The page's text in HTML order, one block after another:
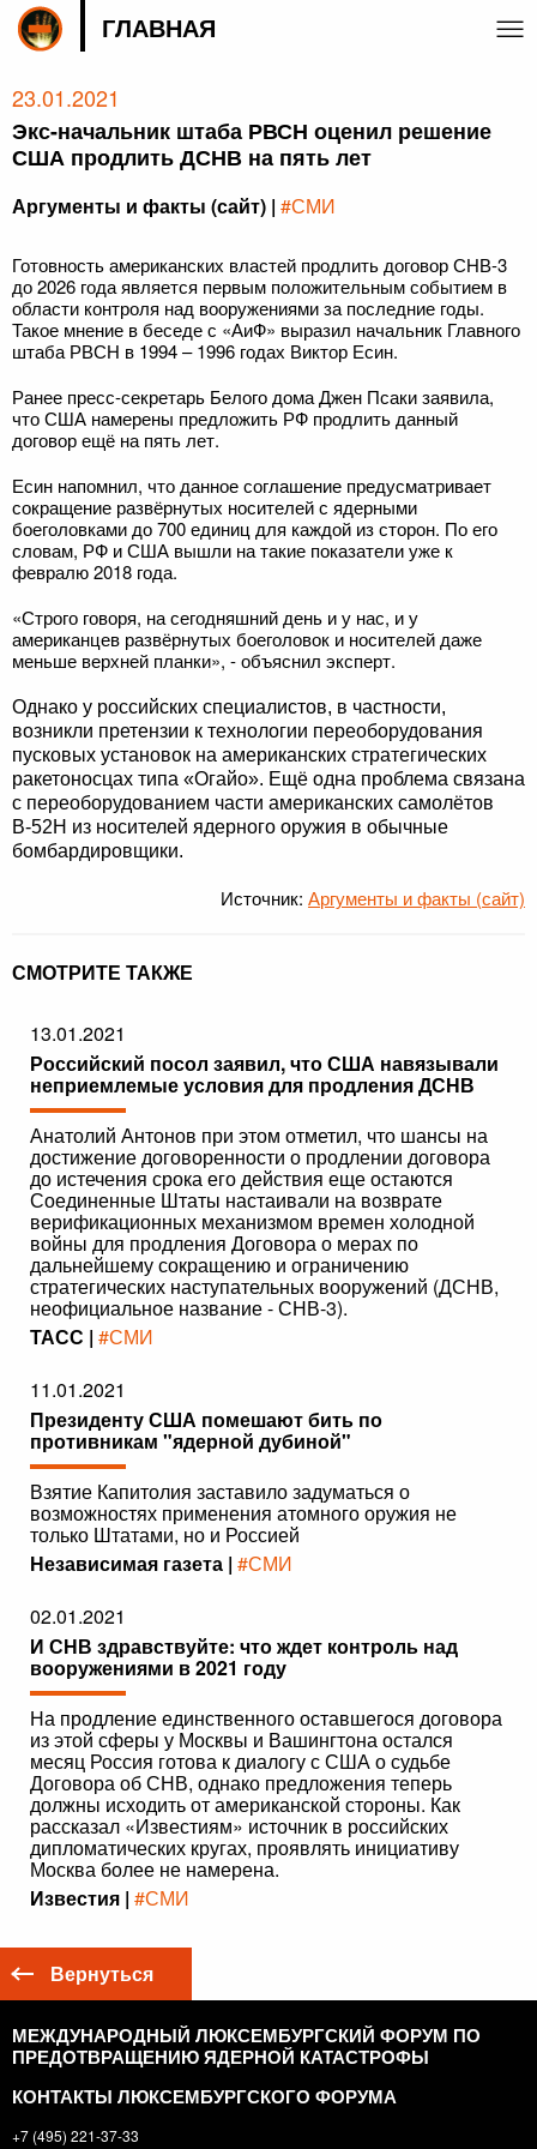
ГЛАВНАЯ
23.01.2021
Экс-начальник штаба РВСН оценил решение
США продлить ДСНВ на пять лет
Аргументы и факты (сайт) | #СМИ
Готовность американских властей продлить договор СНВ-3
до 2026 года является первым положительным событием в
области контроля над вооружениями за последние годы.
Такое мнение в беседе с «АиФ» выразил начальник Главного
штаба РВСН в 1994 – 1996 годах Виктор Есин.
Ранее пресс-секретарь Белого дома Джен Псаки заявила,
что США намерены предложить РФ продлить данный
договор ещё на пять лет.
Есин напомнил, что данное соглашение предусматривает
сокращение развёрнутых носителей с ядерными
боеголовками до 700 единиц для каждой из сторон. По его
словам, РФ и США вышли на такие показатели уже к
февралю 2018 года.
«Строго говоря, на сегодняшний день и у нас, и у
американцев развёрнутых боеголовок и носителей даже
меньше верхней планки», - объяснил эксперт.
Однако у российских специалистов, в частности,
возникли претензии к технологии переоборудования
пусковых установок на американских стратегических
ракетоносцах типа «Огайо». Ещё одна проблема связана
с переоборудованием части американских самолётов
В-52Н из носителей ядерного оружия в обычные
бомбардировщики.
Источник: Аргументы и факты (сайт)
СМОТРИТЕ ТАКЖЕ
13.01.2021
Российский посол заявил, что США навязывали
неприемлемые условия для продления ДСНВ
Анатолий Антонов при этом отметил, что шансы на
достижение договоренности о продлении договора
до истечения срока его действия еще остаются
Соединенные Штаты настаивали на возврате
верификационных механизмом времен холодной
войны для продления Договора о мерах по
дальнейшему сокращению и ограничению
стратегических наступательных вооружений (ДСНВ,
неофициальное название - СНВ-3).
ТАСС | #СМИ
11.01.2021
Президенту США помешают бить по
противникам "ядерной дубиной"
Взятие Капитолия заставило задуматься о
возможностях применения атомного оружия не
только Штатами, но и Россией
Независимая газета | #СМИ
02.01.2021
И СНВ здравствуйте: что ждет контроль над
вооружениями в 2021 году
На продление единственного оставшегося договора
из этой сферы у Москвы и Вашингтона остался
месяц Россия готова к диалогу с США о судьбе
Договора об СНВ, однако предложения теперь
должны исходить от американской стороны. Как
рассказал «Известиям» источник в российских
дипломатических кругах, проявлять инициативу
Москва более не намерена.
Известия | #СМИ
Вернуться
МЕЖДУНАРОДНЫЙ ЛЮКСЕМБУРГСКИЙ ФОРУМ ПО
ПРЕДОТВРАЩЕНИЮ ЯДЕРНОЙ КАТАСТРОФЫ
КОНТАКТЫ ЛЮКСЕМБУРГСКОГО ФОРУМА
+7 (495) 221-37-33